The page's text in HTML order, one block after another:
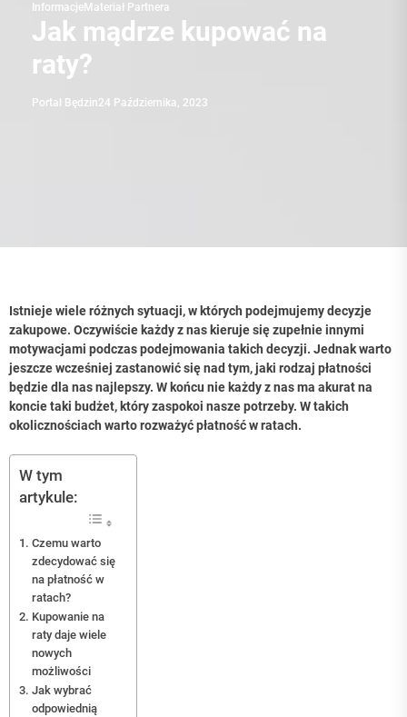
Informacje Materiał Partnera
Jak mądrze kupować na
raty?
Portal Będzin24 Października, 2023
Istnieje wiele różnych sytuacji, w których podejmujemy decyzje
zakupowe. Oczywiście każdy z nas kieruje się zupełnie innymi
motywacjami podczas podejmowania takich decyzji. Jednak warto
jeszcze wcześniej zastanowić się nad tym, jaki rodzaj płatności
będzie dla nas najlepszy. W końcu nie każdy z nas ma akurat na
koncie taki budżet, który zaspokoi nasze potrzeby. W takich
okolicznościach warto rozważyć płatność w ratach.
W tym
artykule:
Czemu warto
zdecydować się
na płatność w
ratach?
Kupowanie na
raty daje wiele
nowych
możliwości
Jak wybrać
odpowiednią